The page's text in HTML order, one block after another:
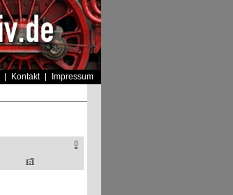
Kontakt Impressum